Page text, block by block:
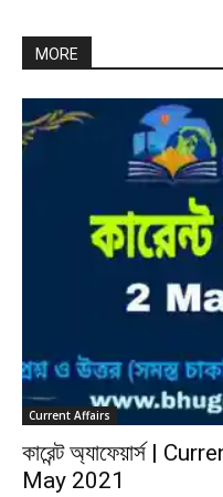
MORE
Current Affairs
কারেন্ট অ্যাফেয়ার্স |
May 2021